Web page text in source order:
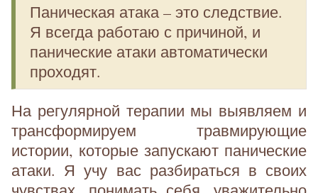
Паническая атака – это следствие.
Я всегда работаю с причиной, и
панические атаки автоматически
проходят.
На регулярной терапии мы выявляем и
трансформируем травмирующие
истории, которые запускают панические
атаки. Я учу вас разбираться в своих